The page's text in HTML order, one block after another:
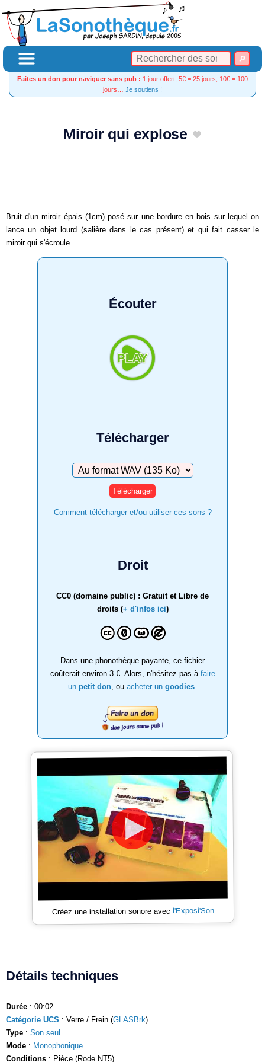
Faites un don pour naviguer sans pub : 1 jour offert, 5€ = 25 jours, 10€ = 100
jours… Je soutiens !
Miroir qui explose
Bruit d'un miroir épais (1cm) posé sur une bordure en bois sur lequel on
lance un objet lourd (salière dans le cas présent) et qui fait casser le
miroir qui s'écroule.
Écouter
Télécharger
Télécharger
Comment télécharger et/ou utiliser ces sons ?
Droit
CC0 (domaine public) : Gratuit et Libre de
droits (+ d'infos ici)
Dans une phonothèque payante, ce fichier
coûterait environ 3 €. Alors, n'hésitez pas à faire
un petit don , ou acheter un goodies
Créez une installation sonore avecl'Exposi'Son
Détails techniques
Durée : 00:02
Catégorie UCS : Verre / Frein (GLASBrk)
Type : Son seul
Mode : Monophonique
Conditions : Pièce (Rode NT5)